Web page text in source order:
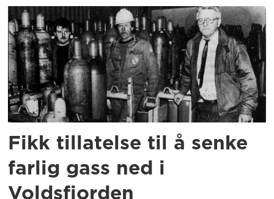
Fikk tillatelse til å senke
farlig gass ned i
Voldsfjorden